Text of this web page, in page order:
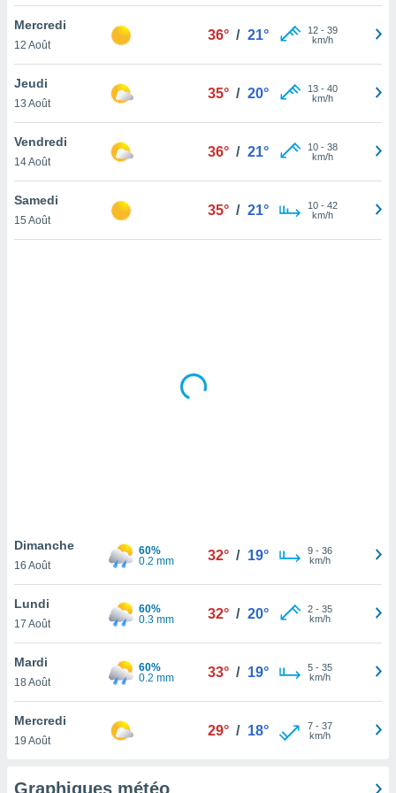
votre
à
en
le
notre
que
et que
Mercredi
12 Août
36° / 21° 12- 39
km/h
Jeudi
13 Août
35° / 20° 13- 40
km/h
Vendredi
14 Août
36° / 21° 10- 38
km/h
Samedi
15 Août
35° / 21° 10- 42
km/h
Dimanche
16 Août
60%
0.2 mm
32° / 19° 9- 36
km/h
Lundi
17 Août
60%
0.3 mm
32° / 20° 2- 35
km/h
Mardi
18 Août
60%
0.2 mm
33° / 19° 5- 35
km/h
Mercredi
19 Août
29° / 18° 7- 37
km/h
Graphiques météo